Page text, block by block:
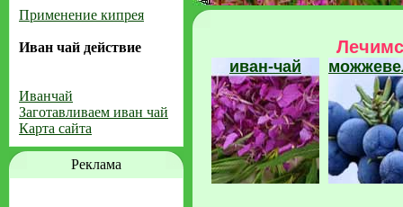
Применение кипрея
Иван чай действие
Иванчай
Заготавливаем иван чай
Карта сайта
Реклама
иван-чай